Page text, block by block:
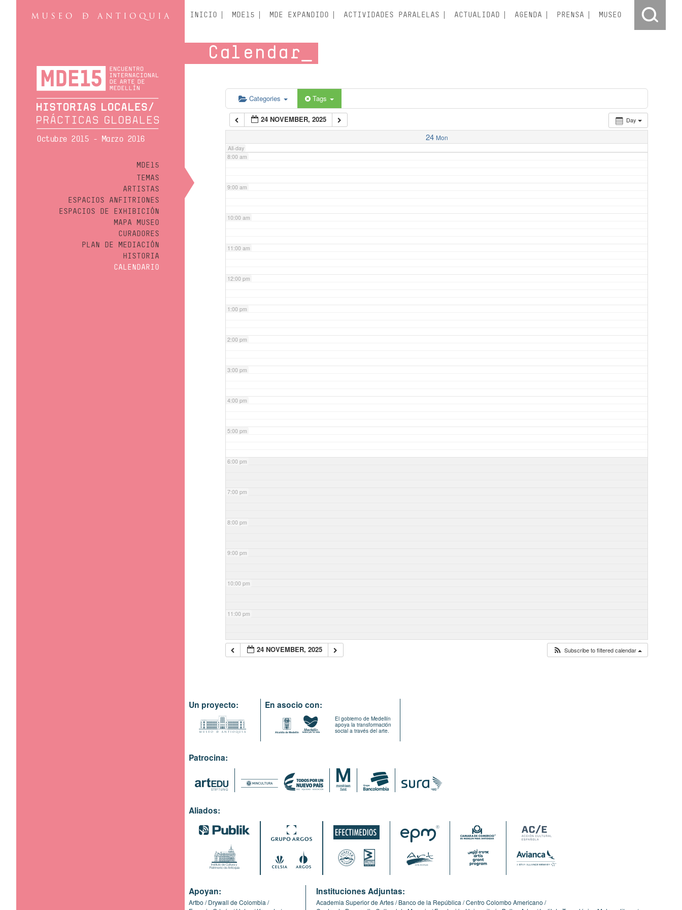
Octubre 2015 - Marzo 2016
MDE15
TEMAS
ARTISTAS
ESPACIOS ANFITRIONES
ESPACIOS DE EXHIBICIÓN
MAPA MUSEO
CURADORES
PLAN DE MEDIACIÓN
HISTORIA
CALENDARIO
INICIO MDE15 MDE EXPANDIDO ACTIVIDADES PARALELAS ACTUALIDAD AGENDA PRENSA MUSEO
Calendar
Categories Tags
Day
24 NOVEMBER, 2025
24 Mon
All-day
5:00 am
6:00 am
7:00 am
8:00 am
9:00 am
10:00 am
11:00 am
12:00 pm
1:00 pm
2:00 pm
3:00 pm
4:00 pm
5:00 pm
6:00 pm
7:00 pm
8:00 pm
9:00 pm
10:00 pm
11:00 pm
24 NOVEMBER, 2025 Subscribe to filtered calendar
Un proyecto: En asocio con:
El gobierno de Medellín
apoya la transformación
social a través del arte.
Patrocina:
Aliados:
Apoyan:
Artbo
Drywall de Colombia
Instituciones Adjuntas:
Academia Superior de Artes Banco de la República Centro Colombo Americano